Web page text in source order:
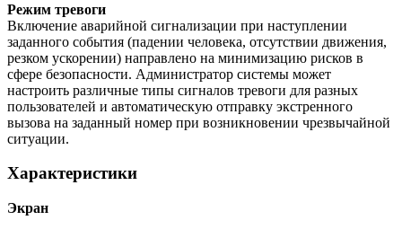
Режим тревоги
Включение аварийной сигнализации при наступлении
заданного события (падении человека, отсутствии движения,
резком ускорении) направлено на минимизацию рисков в
сфере безопасности. Администратор системы может
настроить различные типы сигналов тревоги для разных
пользователей и автоматическую отправку экстренного
вызова на заданный номер при возникновении чрезвычайной
ситуации.
Характеристики
Экран